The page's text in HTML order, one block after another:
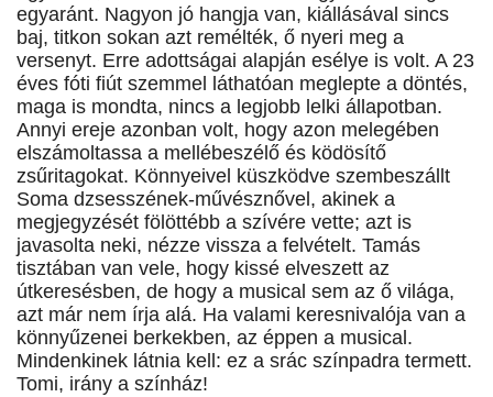
egyaránt. Nagyon jó hangja van, kiállásával sincs
baj, titkon sokan azt remélték, ő nyeri meg a
versenyt. Erre adottságai alapján esélye is volt. A 23
éves fóti fiút szemmel láthatóan meglepte a döntés,
maga is mondta, nincs a legjobb lelki állapotban.
Annyi ereje azonban volt, hogy azon melegében
elszámoltassa a mellébeszélő és ködösítő
zsűritagokat. Könnyeivel küszködve szembeszállt
Soma dzsesszének-művésznővel, akinek a
megjegyzését fölöttébb a szívére vette; azt is
javasolta neki, nézze vissza a felvételt. Tamás
tisztában van vele, hogy kissé elveszett az
útkeresésben, de hogy a musical sem az ő világa,
azt már nem írja alá. Ha valami keresnivalója van a
könnyűzenei berkekben, az éppen a musical.
Mindenkinek látnia kell: ez a srác színpadra termett.
Tomi, irány a színház!